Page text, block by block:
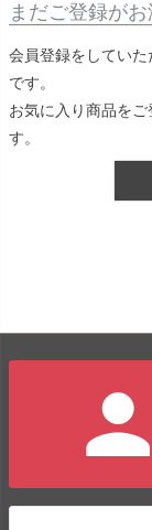
まだご登録が
会員登録をしてい
です。
お気に入り商品を
す。